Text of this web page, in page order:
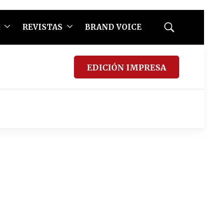
REVISTAS BRAND VOICE
Mostrar
EDICIÓN IMPRESA